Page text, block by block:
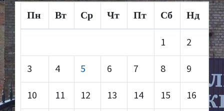
Пн Вт Ср Чт Пт Сб Нд
1 2
3 4 5 6 7 8 9
10 11 12 13 14 15 16